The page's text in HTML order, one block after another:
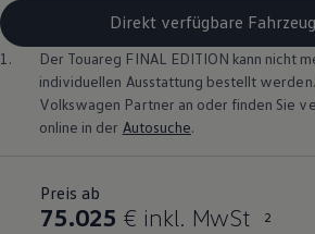
Direkt verfügbare
1. Der Touareg FINAL EDITION kann nicht
individuellen Ausstattung bestellt
Volkswagen Partner an oder finden Sie
online in der Autosuche.
Preis ab
75.025 € inkl. MwSt 2